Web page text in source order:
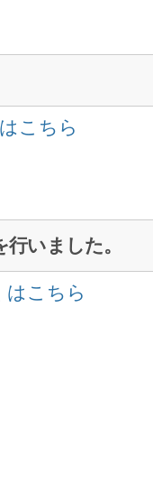
こちら
いました。
はこちら